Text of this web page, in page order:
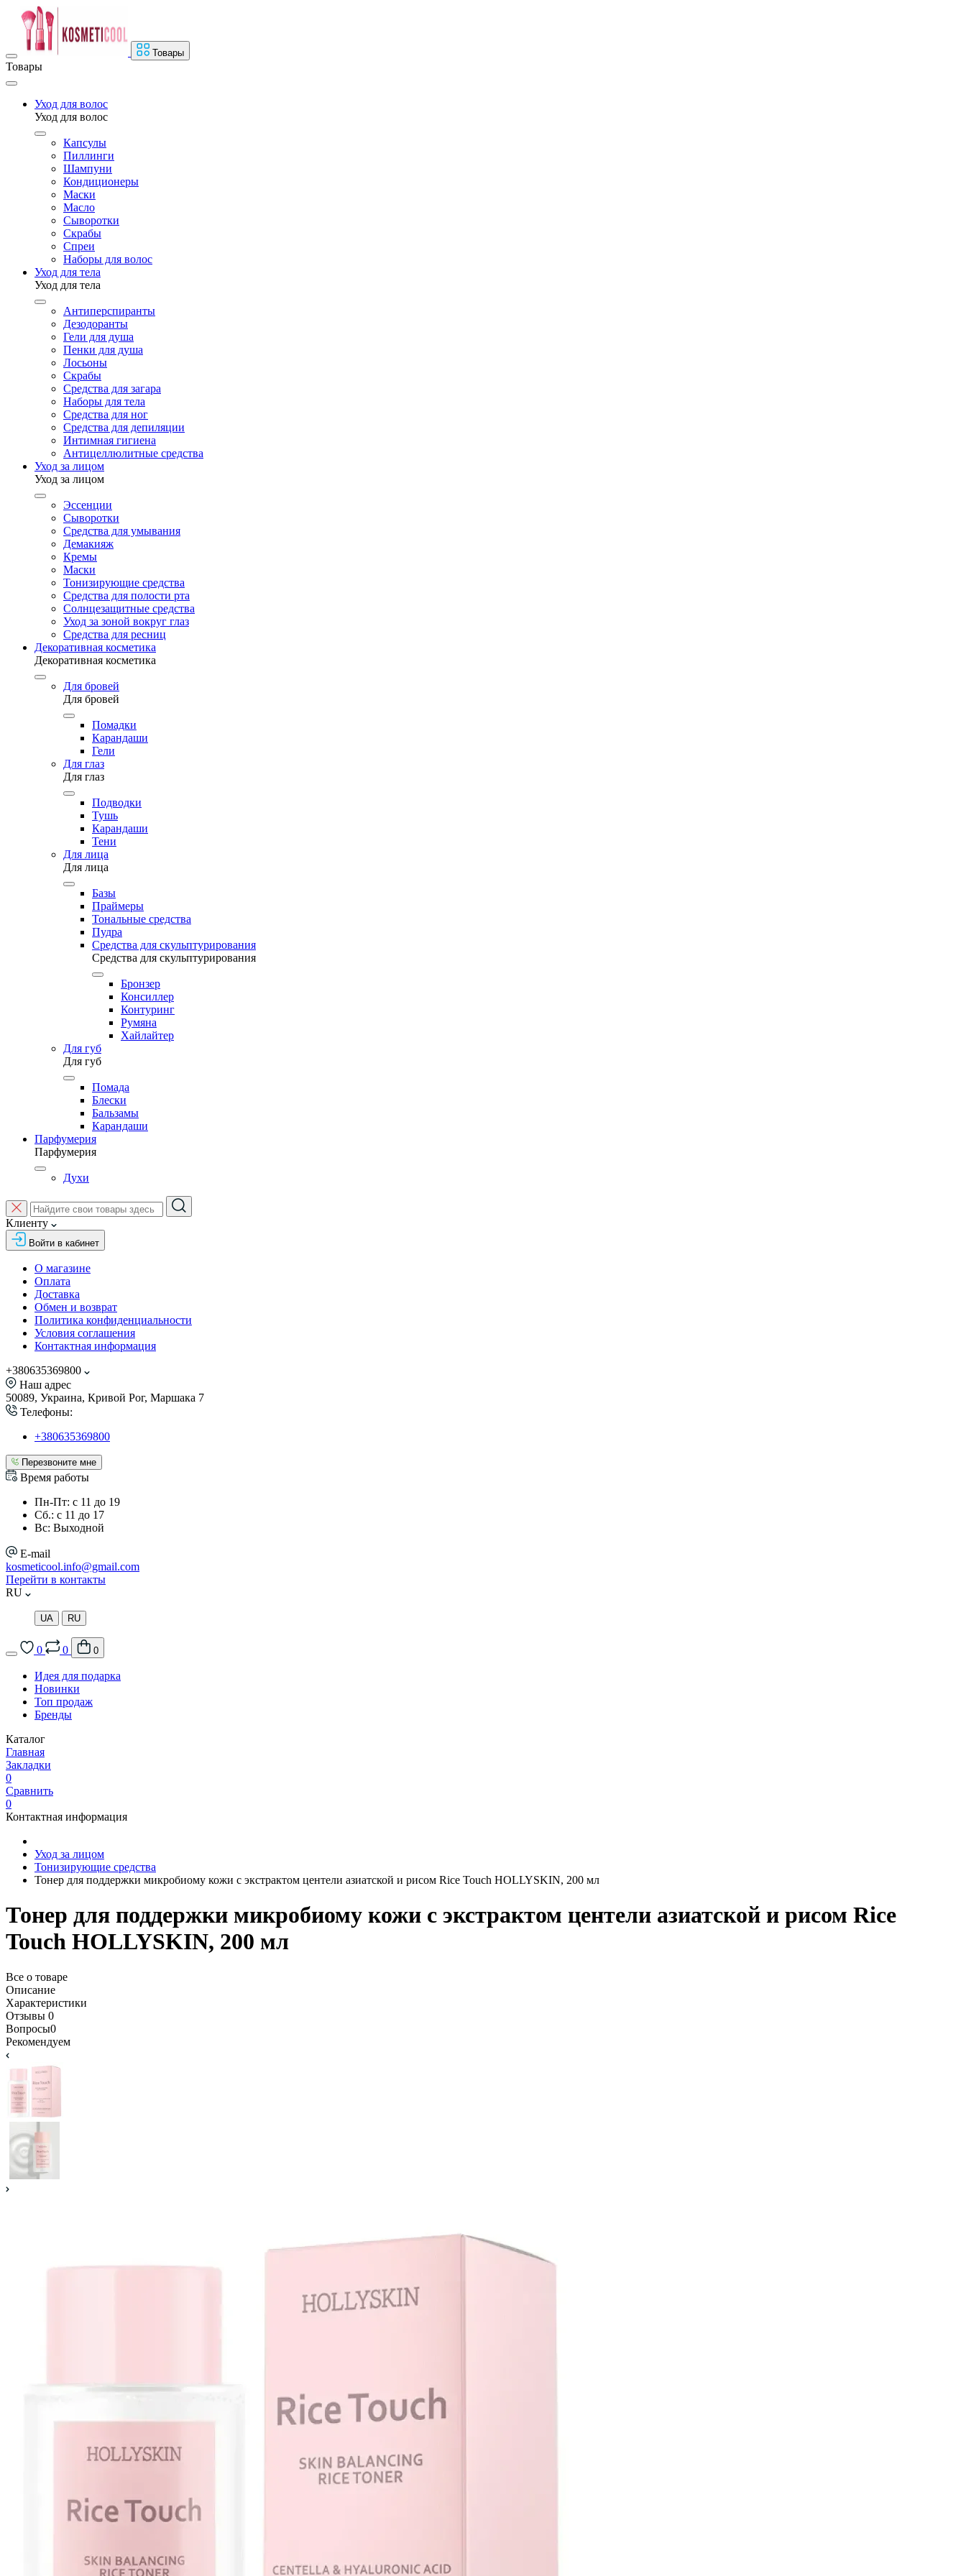
Товары
Товары
Уход для волос
Уход для волос
Капсулы
Пиллинги
Шампуни
Кондиционеры
Маски
Масло
Сыворотки
Скрабы
Спреи
Наборы для волос
Уход для тела
Уход для тела
Антиперспиранты
Дезодоранты
Гели для душа
Пенки для душа
Лосьоны
Скрабы
Средства для загара
Наборы для тела
Средства для ног
Средства для депиляции
Интимная гигиена
Антицеллюлитные средства
Уход за лицом
Уход за лицом
Эссенции
Сыворотки
Средства для умывания
Демакияж
Кремы
Маски
Тонизирующие средства
Средства для полости рта
Солнцезащитные средства
Уход за зоной вокруг глаз
Средства для ресниц
Декоративная косметика
Декоративная косметика
Для бровей
Для бровей
Помадки
Карандаши
Гели
Для глаз
Для глаз
Подводки
Тушь
Карандаши
Тени
Для лица
Для лица
Базы
Праймеры
Тональные средства
Пудра
Средства для скульптурирования
Средства для скульптурирования
Бронзер
Консиллер
Контуринг
Румяна
Хайлайтер
Для губ
Для губ
Помада
Блески
Бальзамы
Карандаши
Парфумерия
Парфумерия
Духи
Клиенту
Войти в кабинет
О магазине
Оплата
Доставка
Обмен и возврат
Политика конфиденциальности
Условия соглашения
Контактная информация
+380635369800
Наш адрес
50089, Украина, Кривой Рог, Маршака 7
Телефоны:
+380635369800
Перезвоните мне
Время работы
Пн-Пт: с 11 до 19
Сб.: с 11 до 17
Вс: Выходной
E-mail
kosmeticool.info@gmail.com
Перейти в контакты
RU
UA RU
0 0 0
Идея для подарка
Новинки
Топ продаж
Бренды
Каталог
Главная
Закладки
0
Сравнить
0
Контактная информация
Уход за лицом
Тонизирующие средства
Тонер для поддержки микробиому кожи с экстрактом центели азиатской и рисом Rice Touch HOLLYSKIN, 200 мл
Тонер для поддержки микробиому кожи с экстрактом центели азиатской и рисом Rice
Touch HOLLYSKIN, 200 мл
Все о товаре
Описание
Характеристики
Отзывы 0
Вопросы0
Рекомендуем